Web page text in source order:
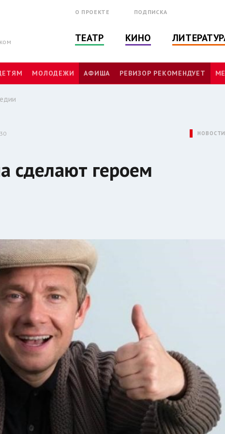
О ПРОЕКТЕ ПОДПИСКА
ТЕАТР КИНО
МОЛОДЕЖИ АФИША РЕВИЗОР РЕКОМЕНДУЕТ
сделают героем